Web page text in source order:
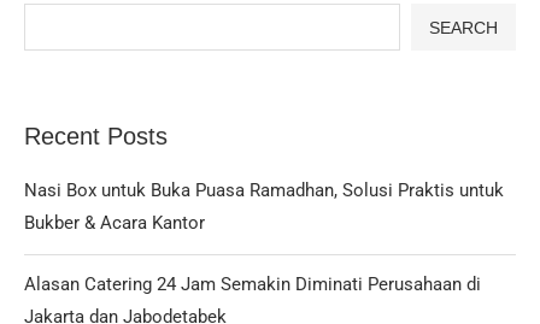
SEARCH
Recent Posts
Nasi Box untuk Buka Puasa Ramadhan, Solusi Praktis untuk
Bukber & Acara Kantor
Alasan Catering 24 Jam Semakin Diminati Perusahaan di
Jakarta dan Jabodetabek